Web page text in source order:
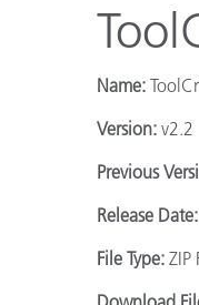
Name:
Version: v2.2
Previous
Release Date:
File Type: ZIP